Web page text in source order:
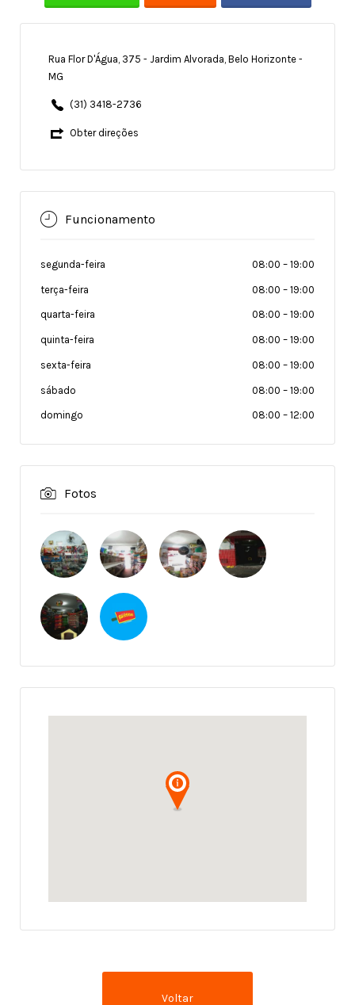
Rua Flor D'Água, 375 - Jardim Alvorada, Belo Horizonte -
MG
(31) 3418-2736
Obter direções
Funcionamento
segunda-feira 08:00 – 19:00
terça-feira 08:00 – 19:00
quarta-feira 08:00 – 19:00
quinta-feira 08:00 – 19:00
sexta-feira 08:00 – 19:00
sábado 08:00 – 19:00
domingo 08:00 – 12:00
Fotos